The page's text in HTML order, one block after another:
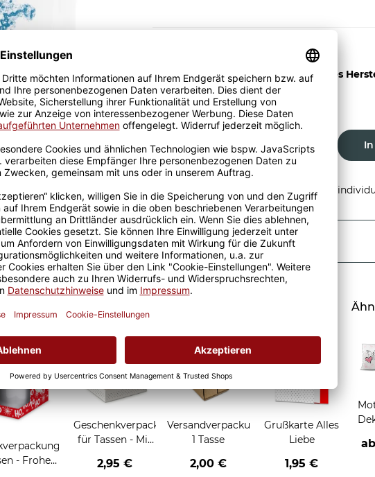
Unverbindliche Preisempfehlung des
(Sie sparen 47.49%, also9,00 €
Stk
Größere Stückzahl? Anfrage stellen und
Kauf Auf Rechnung Produktion in Deutschland
- Frohe
Geschenkverpackung
für Tassen - Mit
2,95 €
Versandverpackung
1 Tasse
2,00 €
Grußkarte Alles
Liebe
1,95 €